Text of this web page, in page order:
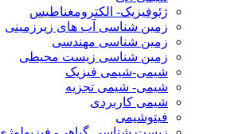
ژئوفیزیک- الکترومغناطیس
زمین شناسی آب های زیرزمینی
زمین شناسی مهندسی
زمین شناسی زیست محیطی
شیمی-شیمی فیزیک
شیمی- شیمی تجزیه
شیمی کاربردی
فیتوشیمی